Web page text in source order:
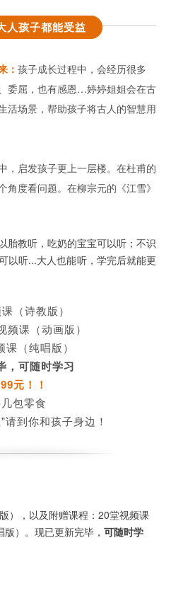
人孩子都能受益
： 孩子成长过程中，会经历很多
委屈，也有感恩…婷婷姐姐会在古
活场景，帮助孩子将古人的智慧用
，启发孩子更上一层楼。在杜甫的
角度看问题。在柳宗元的《江雪》
胎教听，吃奶的宝宝可以听；不识
以听...大人也能听，学完后就能更
（诗教版）
频课（动画版）
课（纯唱版）
，可随时学习
99元！！
包零食
请到你和孩子身边！
），以及附赠课程：20堂视频课
版）。现已更新完毕， 可随时学